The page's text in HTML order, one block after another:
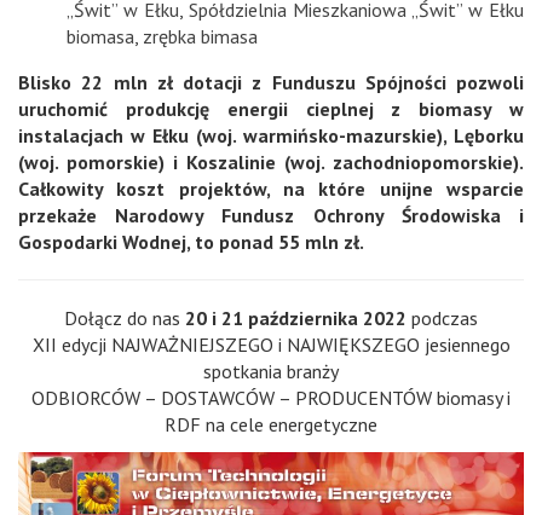
„Świt” w Ełku, Spółdzielnia Mieszkaniowa „Świt” w Ełku
biomasa, zrębka bimasa
Blisko 22 mln zł dotacji z Funduszu Spójności pozwoli
uruchomić produkcję energii cieplnej z biomasy w
instalacjach w Ełku (woj. warmińsko-mazurskie), Lęborku
(woj. pomorskie) i Koszalinie (woj. zachodniopomorskie).
Całkowity koszt projektów, na które unijne wsparcie
przekaże Narodowy Fundusz Ochrony Środowiska i
Gospodarki Wodnej, to ponad 55 mln zł.
Dołącz do nas 20 i 21 października 2022 podczas
XII edycji NAJWAŻNIEJSZEGO i NAJWIĘKSZEGO jesiennego
spotkania branży
ODBIORCÓW – DOSTAWCÓW – PRODUCENTÓW biomasy i
RDF na cele energetyczne